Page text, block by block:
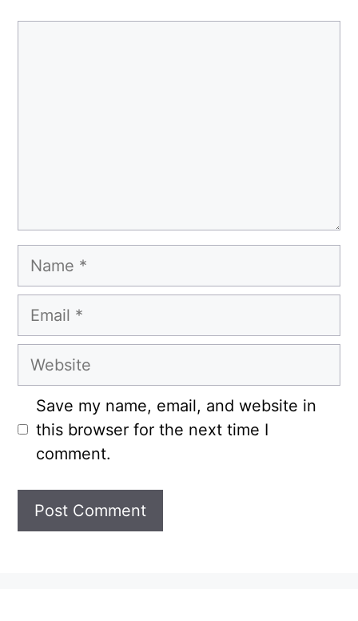
Name
Email
Website
Save my name, email, and website in
this browser for the next time I
comment.